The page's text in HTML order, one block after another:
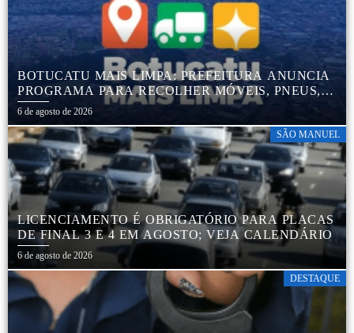
BOTUCATU MAIS LIMPA: PREFEITURA ANUNCIA
PROGRAMA PARA RECOLHER MÓVEIS, PNEUS,
COLCHÕES E OUTROS MATERIAIS SEM USO
6 de agosto de 2026
SÃO MANUEL
LICENCIAMENTO É OBRIGATÓRIO PARA PLACAS
DE FINAL 3 E 4 EM AGOSTO; VEJA CALENDÁRIO
6 de agosto de 2026
DESTAQUE